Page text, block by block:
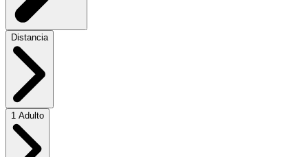
Distancia
1 Adulto